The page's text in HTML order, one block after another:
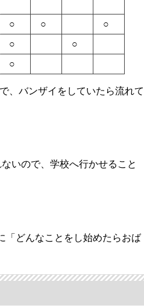
○ ○
○
○
○
○
、バンザイをしていたら流れて
いので、学校へ行かせること
「どんなことをし始めたらおば